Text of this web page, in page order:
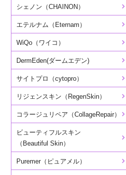
シェノン（CHAINON）
エテルナム（Eternam）
WiQo（ワイコ）
DermEden(ダームエデン)
サイトプロ（cytopro）
リジェンスキン（RegenSkin）
コラージュリペア（CollageRepair）
ビューティフルスキン
（Beautiful Skin）
Puremer（ピュアメル）